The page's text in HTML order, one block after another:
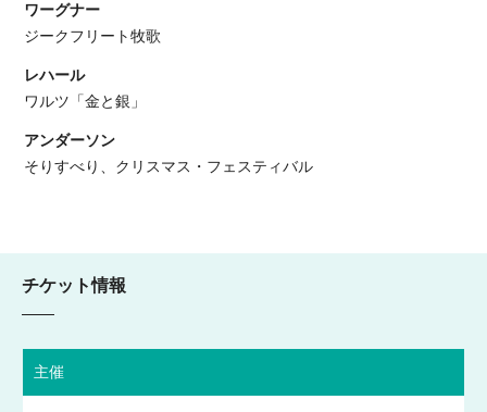
ワーグナー
ジークフリート牧歌
レハール
ワルツ「金と銀」
アンダーソン
そりすべり、クリスマス・フェスティバル
チケット情報
主催